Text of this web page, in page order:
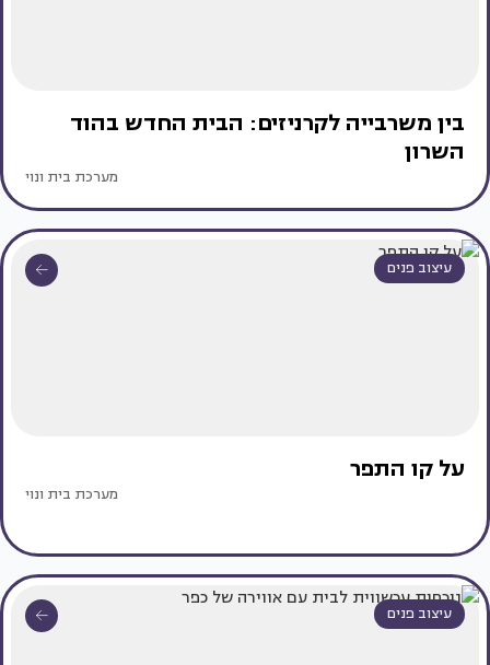
בין משרבייה לקרניזים: הבית החדש בהוד
השרון
מערכת בית ונוי
עיצוב פנים
על קו התפר
מערכת בית ונוי
עיצוב פנים